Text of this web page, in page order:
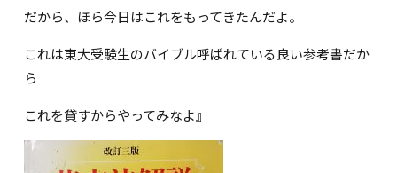
だから、ほら今日はこれをもってきたんだよ。
これは東大受験生のバイブル呼ばれている良い参考書だか
ら
これを貸すからやってみなよ』